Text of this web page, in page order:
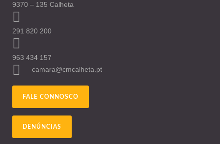
9370 – 135 Calheta
291 820 200
963 434 157
camara@cmcalheta.pt
FALE CONNOSCO
DENÚNCIAS